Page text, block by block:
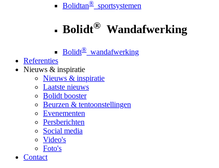
Bolidtan® sportsystemen
Bolidt® Wandafwerking
Bolidt® wandafwerking
Referenties
Nieuws & inspiratie
Nieuws & inspiratie
Laatste nieuws
Bolidt booster
Beurzen & tentoonstellingen
Evenementen
Persberichten
Social media
Video's
Foto's
Contact